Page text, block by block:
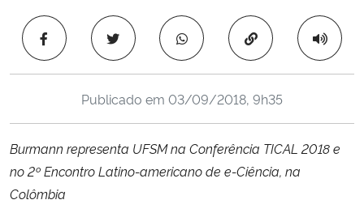
Ministério da Saúde
Ministério de Minas e Energia
Ministério da Ciência, Tecnologia, Inovações e Comunicações
Ministério do Meio Ambiente
Copiar para área
Publicado em 03/09/2018, 9h35
Burmann representa UFSM na Conferência TICAL 2018 e
no 2ºEncontro Latino-americano de e-Ciência, na
Colômbia